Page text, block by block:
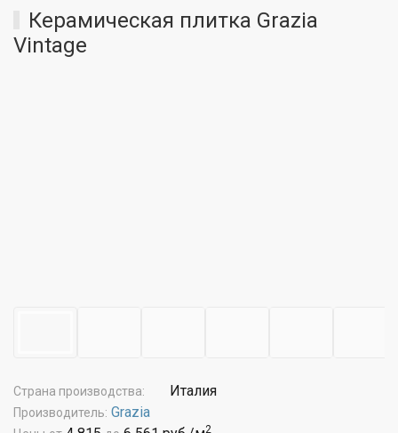
Керамическая плитка Grazia
Vintage
Страна производства: Италия
Производитель: Grazia
2